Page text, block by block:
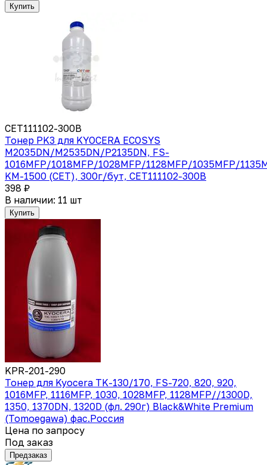
Купить
CET111102-300B
Тонер PK3 для KYOCERA ECOSYS
M2035DN/M2535DN/P2135DN, FS-
1016MFP/1018MFP/1028MFP/1128MFP/1035MFP/
KM-1500 (CET), 300г/бут, CET111102-300B
398 ₽
В наличии: 11 шт
Купить
KPR-201-290
Тонер для Kyocera TK-130/170, FS-720, 820, 920,
1016MFP, 1116MFP, 1030, 1028MFP, 1128MFP//1300D,
1350, 1370DN, 1320D (фл. 290г) Black&White Premium
(Tomoegawa) фас.Россия
Цена по запросу
Под заказ
Предзаказ